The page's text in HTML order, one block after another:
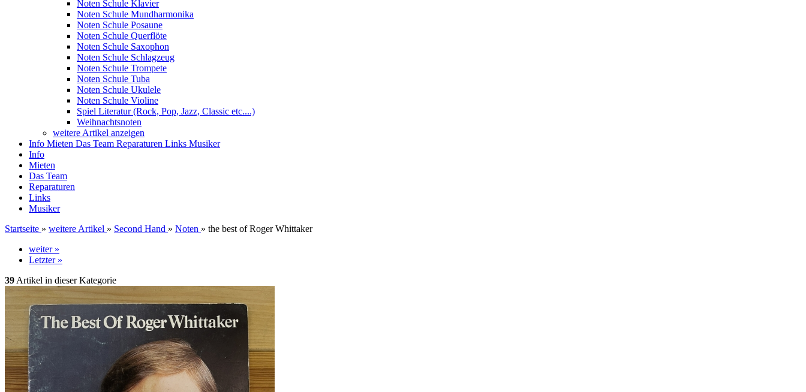
Noten Schule Klavier
Noten Schule Mundharmonika
Noten Schule Posaune
Noten Schule Querflöte
Noten Schule Saxophon
Noten Schule Schlagzeug
Noten Schule Trompete
Noten Schule Tuba
Noten Schule Ukulele
Noten Schule Violine
Spiel Literatur (Rock, Pop, Jazz, Classic etc....)
Weihnachtsnoten
weitere Artikel anzeigen
Info Mieten Das Team Reparaturen Links Musiker
Info
Mieten
Das Team
Reparaturen
Links
Musiker
Startseite » weitere Artikel » Second Hand » Noten » the best of Roger Whittaker
weiter »
Letzter »
39 Artikel in dieser Kategorie